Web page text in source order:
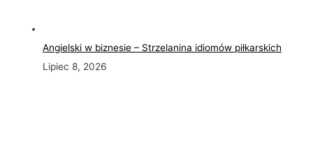
Angielski w biznesie – Strzelanina idiomów piłkarskich
Lipiec 8, 2026